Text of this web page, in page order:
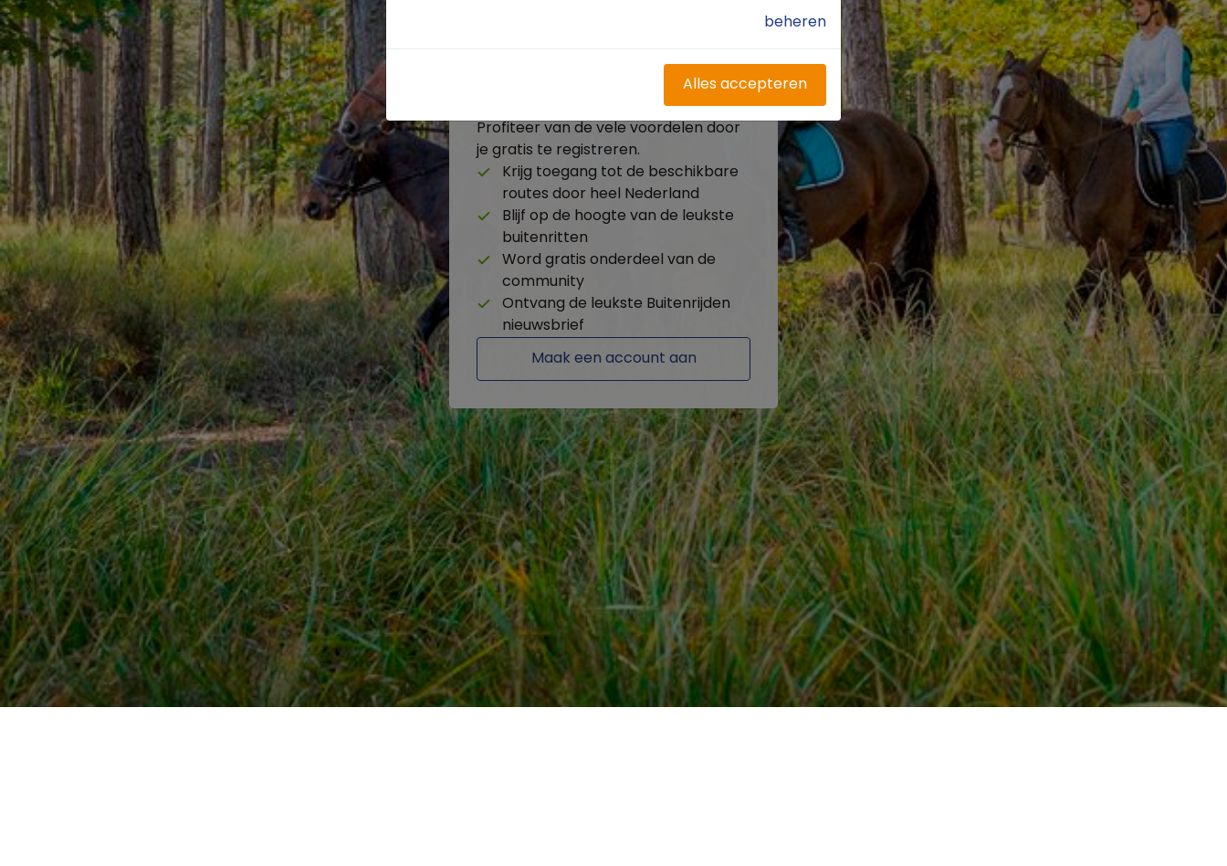
Heb je nog geen account?
Profiteer van de vele voordelen door
je gratis te registreren.
Krijg toegang tot de beschikbare
routes door heel Nederland
Blijf op de hoogte van de leukste
buitenritten
Word gratis onderdeel van de
community
Ontvang de leukste Buitenrijden
nieuwsbrief
Maak een account aan
beheren
Alles accepteren